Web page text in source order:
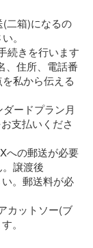
二箱)になるの
。
続きを行います
、住所、電話番
私から伝える
ードプラン月
支払いくださ
への郵送が必要
譲渡後
。郵送料が必
カットソー(ブ
。